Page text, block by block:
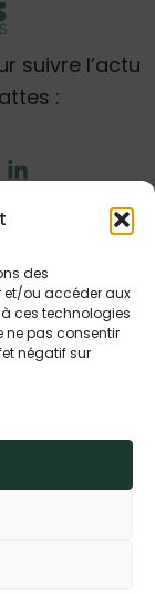
des
et/ou accéder aux
ces technologies
ne pas consentir
négatif sur
suivre l’actu
: